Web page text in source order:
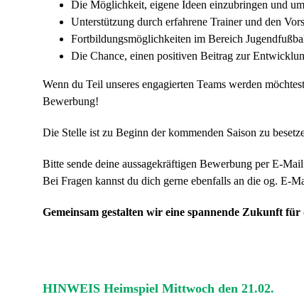
Die Möglichkeit, eigene Ideen einzubringen und
Unterstützung durch erfahrene Trainer und den
Fortbildungsmöglichkeiten im Bereich
Die Chance, einen positiven Beitrag zur
Wenn du Teil unseres engagierten Teams werden
Bewerbung!
Die Stelle ist zu Beginn der kommenden Saison zu
Bitte sende deine aussagekräftigen Bewerbung per E-
Bei Fragen kannst du dich gerne ebenfalls an die og. E-
Gemeinsam gestalten wir eine spannende Zukunft
HINWEIS Heimspiel Mittwoch den 21.02.